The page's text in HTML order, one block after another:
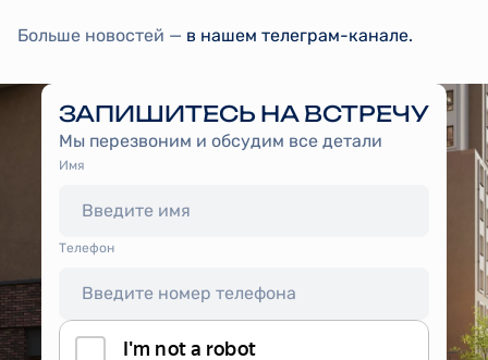
Больше новостей — в нашем телеграм-канале.
ЗАПИШИТЕСЬ НА ВСТРЕЧУ
Мы перезвоним и обсудим все детали
Имя
Tелефон